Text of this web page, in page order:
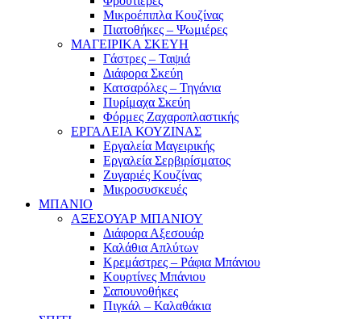
Μικροέπιπλα Κουζίνας
Πιατοθήκες – Ψωμιέρες
ΜΑΓΕΙΡΙΚΑ ΣΚΕΥΗ
Γάστρες – Ταψιά
Διάφορα Σκεύη
Κατσαρόλες – Τηγάνια
Πυρίμαχα Σκεύη
Φόρμες Ζαχαροπλαστικής
ΕΡΓΑΛΕΙΑ ΚΟΥΖΙΝΑΣ
Εργαλεία Μαγειρικής
Εργαλεία Σερβιρίσματος
Ζυγαριές Κουζίνας
Μικροσυσκευές
ΜΠΑΝΙΟ
ΑΞΕΣΟΥΑΡ ΜΠΑΝΙΟΥ
Διάφορα Αξεσουάρ
Καλάθια Απλύτων
Κρεμάστρες – Ράφια Μπάνιου
Κουρτίνες Μπάνιου
Σαπουνοθήκες
Πιγκάλ – Καλαθάκια